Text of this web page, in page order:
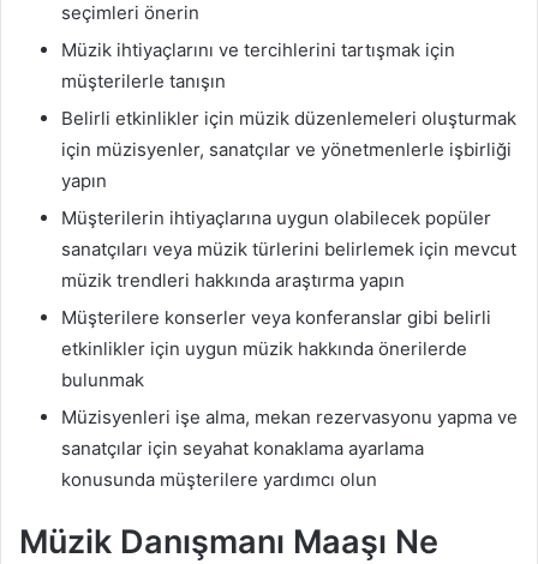
seçimleri önerin
Müzik ihtiyaçlarını ve tercihlerini tartışmak için
müşterilerle tanışın
Belirli etkinlikler için müzik düzenlemeleri oluşturmak
için müzisyenler, sanatçılar ve yönetmenlerle işbirliği
yapın
Müşterilerin ihtiyaçlarına uygun olabilecek popüler
sanatçıları veya müzik türlerini belirlemek için mevcut
müzik trendleri hakkında araştırma yapın
Müşterilere konserler veya konferanslar gibi belirli
etkinlikler için uygun müzik hakkında önerilerde
bulunmak
Müzisyenleri işe alma, mekan rezervasyonu yapma ve
sanatçılar için seyahat konaklama ayarlama
konusunda müşterilere yardımcı olun
Müzik Danışmanı Maaşı Ne